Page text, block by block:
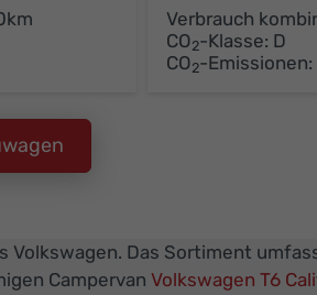
Verbrauch
CO2-Klasse: D
CO2-Emissionen:
Das Sortiment
Campervan Volkswagen T6